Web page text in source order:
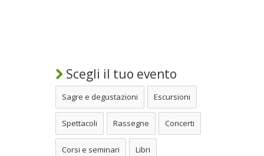
Scegli il tuo evento
Sagre e degustazioni Escursioni
Spettacoli Rassegne Concerti
Corsi e seminari Libri